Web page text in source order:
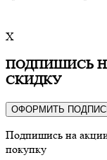
X
ПОДПИШИСЬ
СКИДКУ
ОФОРМИТЬ
Подпишись на
покупку